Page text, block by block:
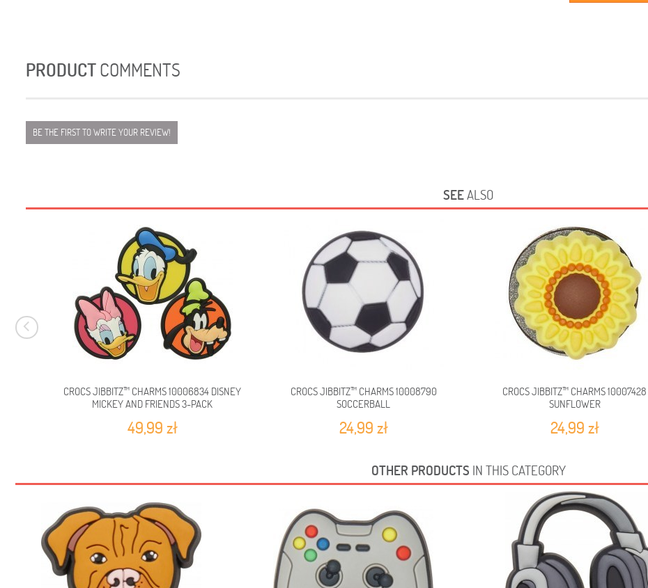
PRODUCTCOMMENTS
BE THE FIRST TO WRITE YOUR REVIEW!
SEEALSO
CROCS JIBBITZ™ CHARMS 10006834 DISNEY
MICKEY AND FRIENDS 3-PACK
49,99 zł
CROCS JIBBITZ™ CHARMS 10008790
SOCCERBALL
24,99 zł
CROCS JIBBITZ™ CHARMS 10007428
SUNFLOWER
24,99 zł
OTHER PRODUCTS IN THIS CATEGORY